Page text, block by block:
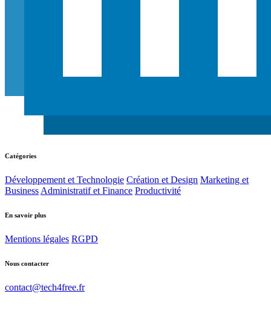
Catégories
Développement et Technologie Création et Design Marketing et
Business Administratif et Finance Productivité
En savoir plus
Mentions légales RGPD
Nous contacter
contact@tech4free.fr